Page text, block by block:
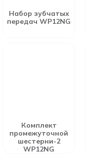
Набор зубчатых
передач WP12NG
Комплект
промежуточной
шестерни-2
WP12NG